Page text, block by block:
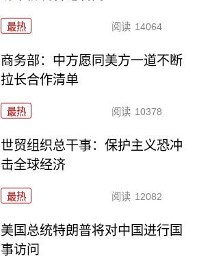
最热 阅读 14064
商务部：中方愿同美方一道不断
拉长合作清单
最热 阅读 10378
世贸组织总干事：保护主义恐冲
击全球经济
最热 阅读 12082
美国总统特朗普将对中国进行国
事访问